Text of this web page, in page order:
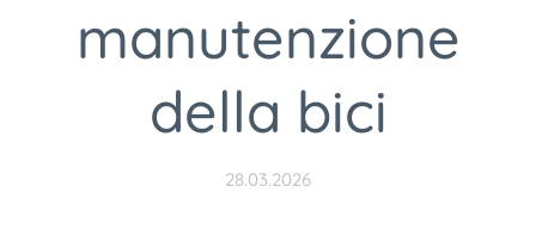
manutenzione
della bici
28.03.2026